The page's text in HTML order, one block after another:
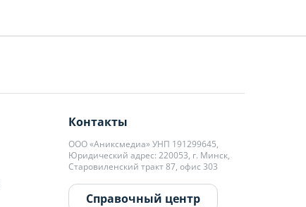
Контакты
ООО «Аниксмедиа» УНП 191299645,
Юридический адрес: 220053, г. Минск,
Старовиленский тракт 87, офис 303
Справочный центр